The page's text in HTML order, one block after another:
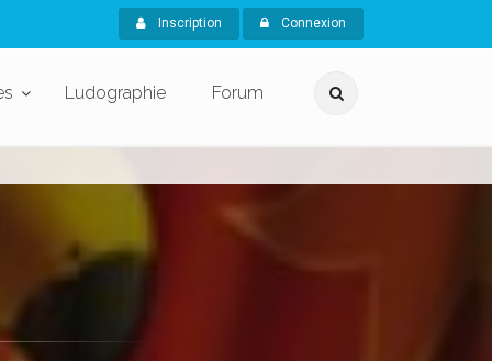
Inscription Connexion
Ludographie Forum